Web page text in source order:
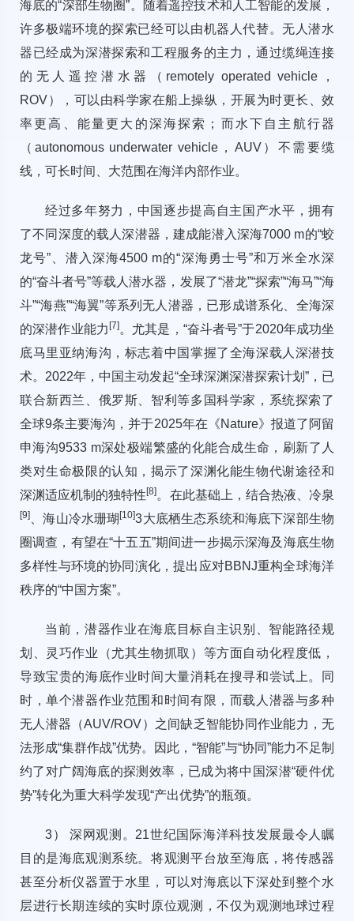
海底的“深部生物圈”。随着遥控技术和人工智能的发展，
许多极端环境的探索已经可以由机器人代替。无人潜水
器已经成为深潜探索和工程服务的主力，通过缆绳连接
的无人遥控潜水器（remotely operated vehicle，
ROV），可以由科学家在船上操纵，开展为时更长、效
率更高、能量更大的深海探索；而水下自主航行器
（autonomous underwater vehicle，AUV）不需要缆
线，可长时间、大范围在海洋内部作业。
经过多年努力，中国逐步提高自主国产水平，拥有
了不同深度的载人深潜器，建成能潜入深海7000 m的“蛟
龙号”、潜入深海4500 m的“深海勇士号”和万米全水深
的“奋斗者号”等载人潜水器，发展了“潜龙”“探索”“海马”“海
斗”“海燕”“海翼”等系列无人潜器，已形成谱系化、全海深
的深潜作业能力[7]。尤其是，“奋斗者号”于2020年成功坐
底马里亚纳海沟，标志着中国掌握了全海深载人深潜技
术。2022年，中国主动发起“全球深渊深潜探索计划”，已
联合新西兰、俄罗斯、智利等多国科学家，系统探索了
全球9条主要海沟，并于2025年在《Nature》报道了阿留
申海沟9533 m深处极端繁盛的化能合成生命，刷新了人
类对生命极限的认知，揭示了深渊化能生物代谢途径和
深渊适应机制的独特性[8]。在此基础上，结合热液、冷泉
[9] 、海山冷水珊瑚[10]3大底栖生态系统和海底下深部生物
圈调查，有望在“十五五”期间进一步揭示深海及海底生物
多样性与环境的协同演化，提出应对BBNJ重构全球海洋
秩序的“中国方案”。
当前，潜器作业在海底目标自主识别、智能路径规
划、灵巧作业（尤其生物抓取）等方面自动化程度低，
导致宝贵的海底作业时间大量消耗在搜寻和尝试上。同
时，单个潜器作业范围和时间有限，而载人潜器与多种
无人潜器（AUV/ROV）之间缺乏智能协同作业能力，无
法形成“集群作战”优势。因此，“智能”与“协同”能力不足制
约了对广阔海底的探测效率，已成为将中国深潜“硬件优
势”转化为重大科学发现“产出优势”的瓶颈。
3） 深网观测。21世纪国际海洋科技发展最令人瞩
目的是海底观测系统。将观测平台放至海底，将传感器
甚至分析仪器置于水里，可以对海底以下深处到整个水
层进行长期连续的实时原位观测，不仅为观测地球过程